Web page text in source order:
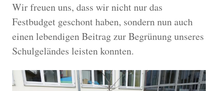
Wir freuen uns, dass wir nicht nur das
Festbudget geschont haben, sondern nun auch
einen lebendigen Beitrag zur Begrünung unseres
Schulgeländes leisten konnten.